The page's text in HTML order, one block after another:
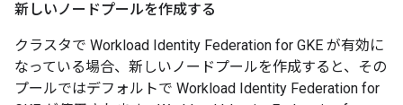
新しいノードプールを作成する
クラスタで Workload Identity Federation for GKE が有効に
なっている場合、新しいノードプールを作成すると、その
プールではデフォルトで Workload Identity Federation for